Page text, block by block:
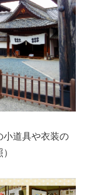
道具や衣装の